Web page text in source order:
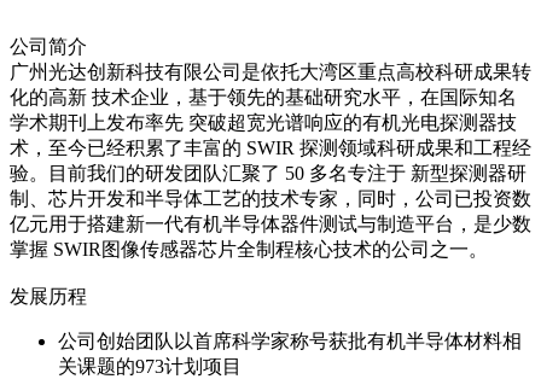
公司简介
广州光达创新科技有限公司是依托大湾区重点高校科研成果转
化的高新 技术企业，基于领先的基础研究水平，在国际知名
学术期刊上发布率先 突破超宽光谱响应的有机光电探测器技
术，至今已经积累了丰富的 SWIR 探测领域科研成果和工程经
验。目前我们的研发团队汇聚了 50 多名专注于 新型探测器研
制、芯片开发和半导体工艺的技术专家，同时，公司已投资数
亿元用于搭建新一代有机半导体器件测试与制造平台，是少数
掌握 SWIR图像传感器芯片全制程核心技术的公司之一。
发展历程
公司创始团队以首席科学家称号获批有机半导体材料相
关课题的973计划项目